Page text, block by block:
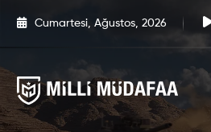
Cumartesi, Ağustos, 2026